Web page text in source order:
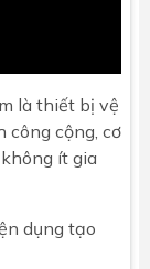
là thiết bị vệ
công cộng, cơ
không ít gia
dụng tạo